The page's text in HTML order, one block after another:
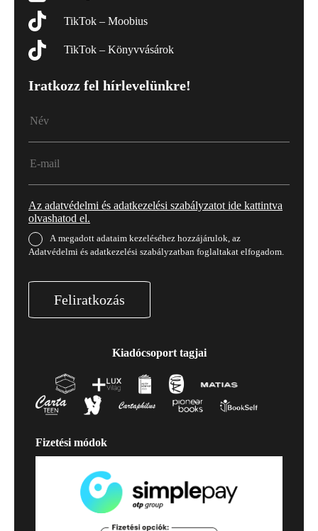
TikTok – Moobius
TikTok – Könyvvásárok
Iratkozz fel hírlevelünkre!
Az adatvédelmi és adatkezelési szabályzatot ide kattintva
olvashatod el.
A megadott adataim kezeléséhez hozzájárulok, az
Adatvédelmi és adatkezelési szabályzatban foglaltakat elfogadom.
Feliratkozás
Kiadócsoport tagjai
Fizetési módok